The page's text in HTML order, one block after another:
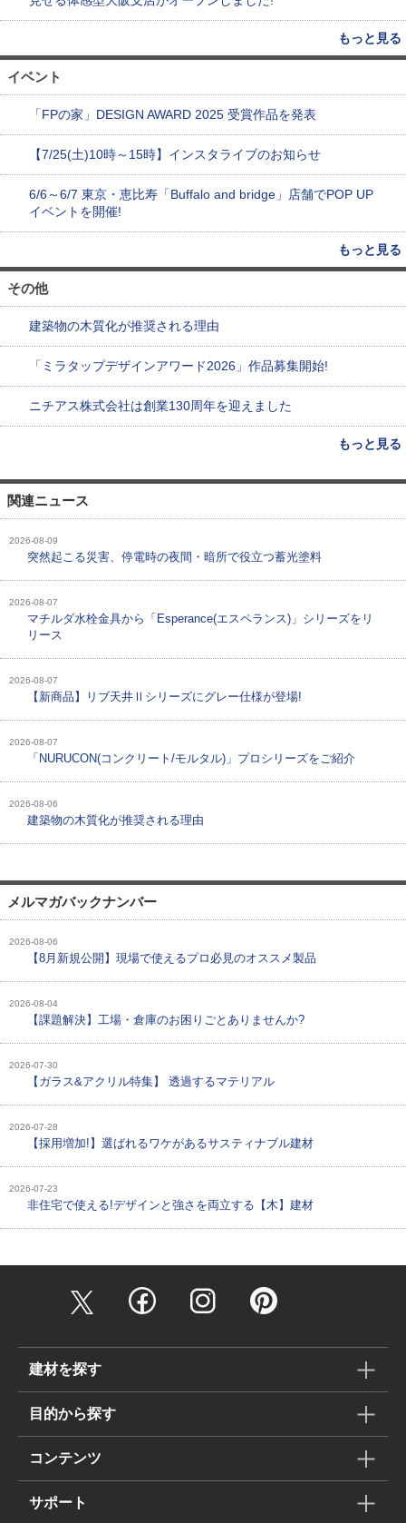
もっと見る
イベント
「FPの家」DESIGN AWARD 2025 受賞作品を発表
【7/25(土)10時～15時】インスタライブのお知らせ
6/6～6/7 東京・恵比寿「Buffalo and bridge」店舗でPOP UP
イベントを開催!
もっと見る
その他
建築物の木質化が推奨される理由
「ミラタップデザインアワード2026」作品募集開始!
ニチアス株式会社は創業130周年を迎えました
もっと見る
関連ニュース
2026-08-09
突然起こる災害、停電時の夜間・暗所で役立つ蓄光塗料
2026-08-07
マチルダ水栓金具から「Esperance(エスペランス)」シリーズをリ
リース
2026-08-07
【新商品】リブ天井Ⅱシリーズにグレー仕様が登場!
2026-08-07
「NURUCON(コンクリート/モルタル)」プロシリーズをご紹介
2026-08-06
建築物の木質化が推奨される理由
メルマガバックナンバー
2026-08-06
【8月新規公開】現場で使えるプロ必見のオススメ製品
2026-08-04
【課題解決】工場・倉庫のお困りごとありませんか?
2026-07-30
【ガラス&アクリル特集】 透過するマテリアル
2026-07-28
【採用増加!】選ばれるワケがあるサスティナブル建材
2026-07-23
非住宅で使える!デザインと強さを両立する【木】建材
建材を探す
目的から探す
コンテンツ
サポート